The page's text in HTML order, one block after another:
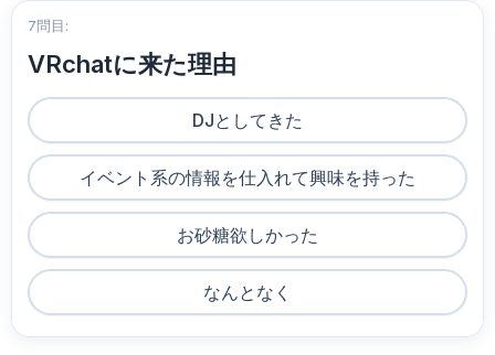
7問目:
VRchatに来た理由
DJとしてきた
イベント系の情報を仕入れて興味を持った
お砂糖欲しかった
なんとなく